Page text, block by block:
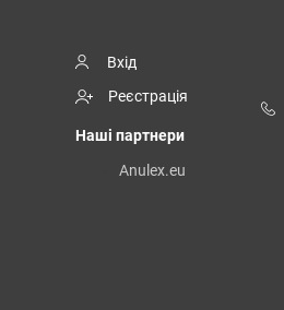
Вхід
Реєстрація
Наші партнери
Anulex.eu